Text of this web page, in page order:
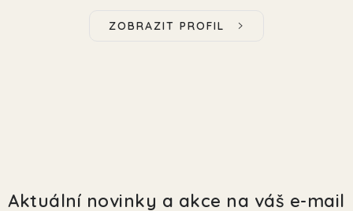
ZOBRAZIT PROFIL
Aktuální novinky a akce na váš e-mail